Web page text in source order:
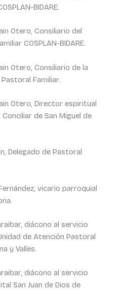
BIDARE.
Otero, Consiliario del
COSPLAN-BIDARE.
Otero, Consiliario de la
Familiar.
Otero, Director espiritual
de San Miguel de
Delegado de Pastoral
vicario parroquial
diácono al servicio
de Atención Pastoral
y Valles.
diácono al servicio
San Juan de Dios de